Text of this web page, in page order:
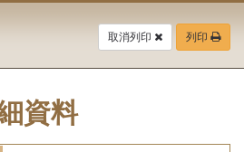
取消列印 列印
資料